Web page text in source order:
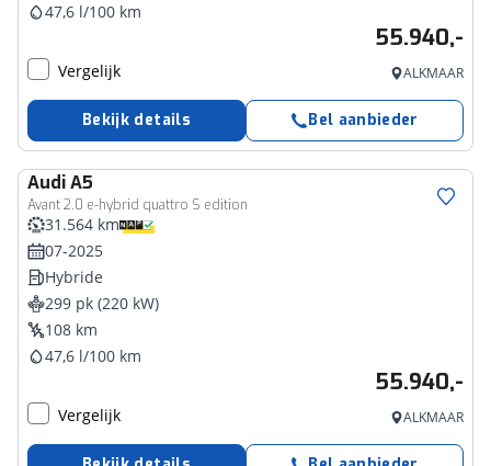
47,6 l/100 km
55.940,-
Vergelijk ALKMAAR
Bekijk details Bel aanbieder
AudiA5
Avant 2.0 e-hybrid quattro S edition
31.564 km
07-2025
Hybride
299 pk (220 kW)
108 km
47,6 l/100 km
55.940,-
Vergelijk ALKMAAR